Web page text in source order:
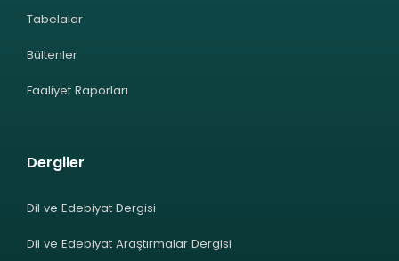
Tabelalar
Bültenler
Faaliyet Raporları
Dergiler
Dil ve Edebiyat Dergisi
Dil ve Edebiyat Araştırmalar Dergisi